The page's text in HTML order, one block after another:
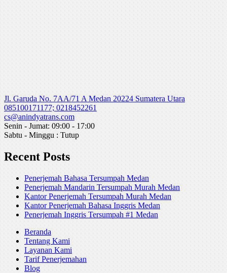
Jl. Garuda No. 7AA/71 A Medan 20224 Sumatera Utara
085100171177; 0218452261
cs@anindyatrans.com
Senin - Jumat: 09:00 - 17:00
Sabtu - Minggu : Tutup
Recent Posts
Penerjemah Bahasa Tersumpah Medan
Penerjemah Mandarin Tersumpah Murah Medan
Kantor Penerjemah Tersumpah Murah Medan
Kantor Penerjemah Bahasa Inggris Medan
Penerjemah Inggris Tersumpah #1 Medan
Beranda
Tentang Kami
Layanan Kami
Tarif Penerjemahan
Blog